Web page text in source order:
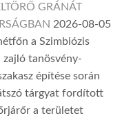
GRÁNÁT
2026-08-05
a Szimbiózis
tanösvény-
építése során
tárgyat fordított
a területet